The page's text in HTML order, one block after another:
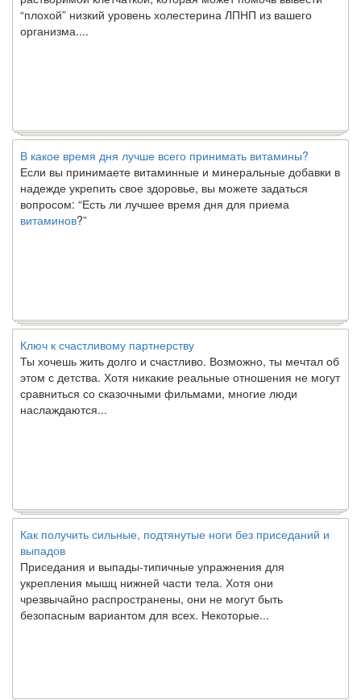
организма....
В какое время дня лучше всего принимать витамины?
Если вы принимаете витаминные и минеральные добавки в
надежде укрепить свое здоровье, вы можете задаться
вопросом: “Есть ли лучшее время дня для приема
витаминов ?”
Ключ к счастливому партнерству
Ты хочешь жить долго и счастливо. Возможно, ты мечтал об
этом с детства. Хотя никакие реальные отношения не могут
сравниться со сказочными фильмами, многие люди
наслаждаются...
Как получить сильные, подтянутые ноги без приседаний и
выпадов
Приседания и выпады-типичные упражнения для
укрепления мышц нижней части тела. Хотя они
чрезвычайно распространены, они не могут быть
безопасным вариантом для всех. Некоторые...